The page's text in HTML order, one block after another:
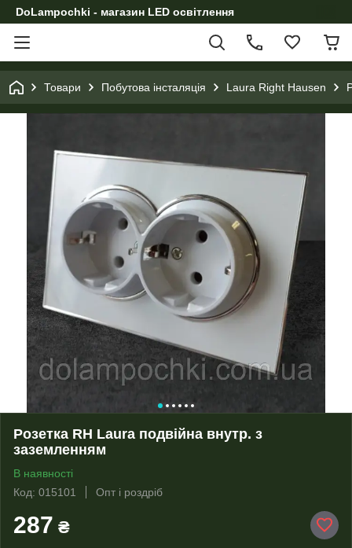
DoLampochki - магазин LED освітлення
Товари Побутова інсталяція Laura Right Hausen
Розетка RH Laura подвійна внутр. з
заземленням
В наявності
Код: 015101
Опт і роздріб
287 ₴